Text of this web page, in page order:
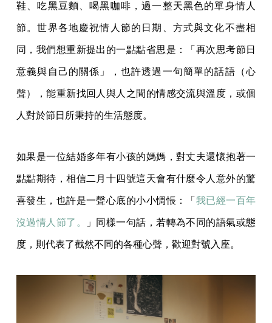
鞋、吃黑豆麵、喝黑咖啡，過一整天黑色的單身情人
節。世界各地慶祝情人節的日期、方式與文化不盡相
同，我們想重新提出的一點點省思是：「再次思考節日
意義與自己的關係」，也許透過一句簡單的話語（心
聲），能重新找回人與人之間的情感交流與溫度，或個
人對於節日所秉持的生活態度。
如果是一位結婚多年有小孩的媽媽，對丈夫還懷抱著一
點點期待，相信二月十四號這天會有什麼令人意外的驚
喜發生，也許是一聲心底的小小惆悵：「 我已經一百年
沒過情人節了。 」同樣一句話，若轉為不同的語氣或態
度，則代表了截然不同的各種心聲，歡迎對號入座。